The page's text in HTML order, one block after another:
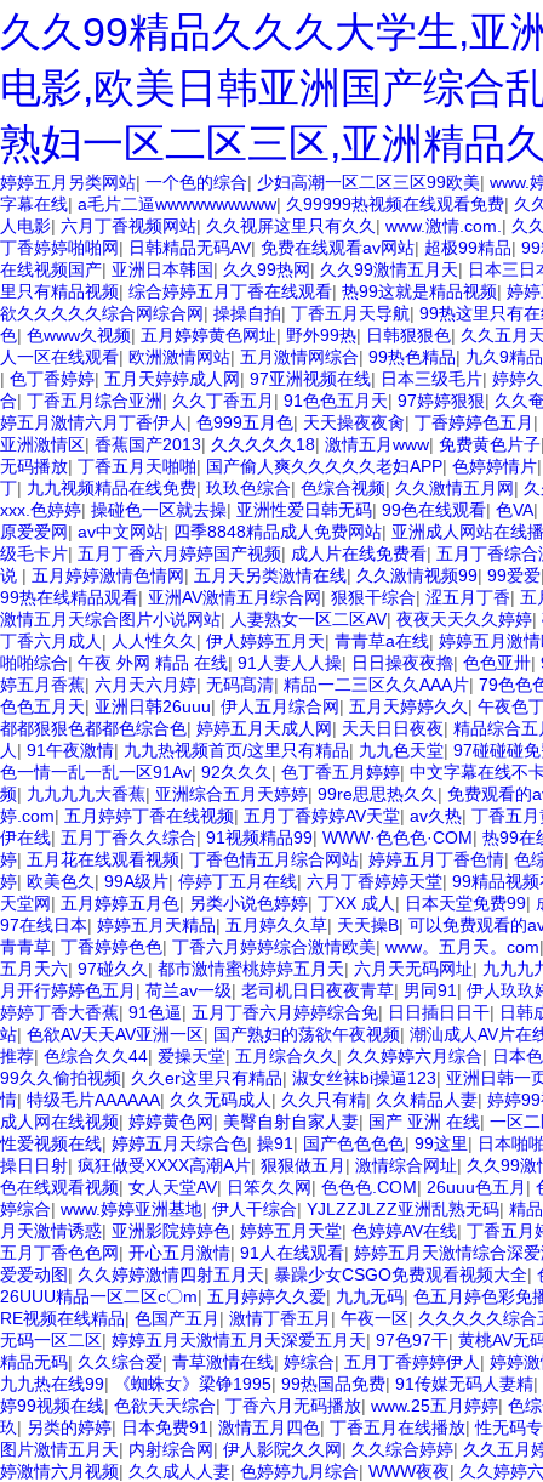
久久99精品久久久大学生,亚
电影,欧美日韩亚洲国产综合
熟妇一区二区三区,亚洲精品
婷婷五月另类网站| 一个色的综合| 少妇高潮一区二区三区99欧美| www.
字幕在线| a毛片二逼wwwwwwwwww| 久99999热视频在线观看免费| 久
人电影| 六月丁香视频网站| 久久视屏这里只有久久 | www.激情.com. | 久
丁香婷婷啪啪网| 日韩精品无码AV| 免费在线观看av网站| 超极99精品|
在线视频国产| 亚洲日本韩国| 久久99热网| 久久99激情五月天| 日本三日
里只有精品视频| 综合婷婷五月丁香在线观看| 热99这就是精品视频| 婷
欲久久久久久综合网综合网| 操操自拍| 丁香五月天导航| 99热这里只有
色| 色www久视频| 五月婷婷黄色网址| 野外99热| 日韩狠狠色| 久久五月
人一区在线观看| 欧洲激情网站| 五月激情网综合| 99热色精品| 九久9精品
| 色丁香婷婷| 五月天婷婷成人网| 97亚洲视频在线| 日本三级毛片| 婷婷
合| 丁香五月综合亚洲| 久久丁香五月 | 91色色五月天| 97婷婷狠狠| 久久
婷五月激情六月丁香伊人 | 色999五月色| 天天操夜夜肏| 丁香婷婷色五月 |
亚洲激情区| 香蕉国产2013| 久久久久久18| 激情五月www| 免费黄色片子
无码播放| 丁香五月天啪啪| 国产偷人爽久久久久久老妇APP| 色婷婷情片
丁| 九九视频精品在线免费| 玖玖色综合| 色综合视频| 久久激情五月网|
xxx.色婷婷| 操碰色一区就去操| 亚洲性爱日韩无码| 99色在线观看| 色VA|
原爱爱网| av中文网站| 四季8848精品成人免费网站| 亚洲成人网站在线
级毛卡片| 五月丁香六月婷婷国产视频| 成人片在线免费看| 五月丁香综合
说 | 五月婷婷激情色情网| 五月天另类激情在线| 久久激情视频99| 99爱爱
99热在线精品观看| 亚洲AV激情五月综合网| 狠狠干综合| 涩五月丁香| 五
激情五月天综合图片小说网站| 人妻熟女一区二区AV| 夜夜天天久久婷婷|
丁香六月成人 | 人人性久久 | 伊人婷婷五月天| 青青草a在线| 婷婷五月激
啪啪综合| 午夜 外网 精品 在线| 91人妻人人操| 日日操夜夜擼| 色色亚卅|
婷五月香蕉| 六月天六月婷| 无码髙清| 精品一二三区久久AAA片| 79色色
色色五月天| 亚洲日韩26uuu| 伊人五月综合网| 五月天婷婷久久 | 午夜色
都都狠狠色都都色综合色| 婷婷五月天成人网| 天天日日夜夜| 精品综合五
人 | 91午夜激情| 九九热视频首页/这里只有精品| 九九色天堂| 97碰碰碰
色一情一乱一乱一区91Av| 92久久久 | 色丁香五月婷婷| 中文字幕在线不
频| 九九九九大香蕉| 亚洲综合五月天婷婷| 99re思思热久久 | 免费观看的
婷.com| 五月婷婷丁香在线视频| 五月丁香婷婷AV天堂| av久热| 丁香五月
伊在线| 五月丁香久久综合| 91视频精品99| WWW·色色色·COM| 热99在
婷| 五月花在线观看视频| 丁香色情五月综合网站| 婷婷五月丁香色情| 色
婷| 欧美色久 | 99A级片| 停婷丁五月在线| 六月丁香婷婷天堂| 99精品视频
天堂网| 五月婷婷五月色| 另类小说色婷婷| 丁XX 成人 | 日本天堂免费99|
97在线日本| 婷婷五月天精品| 五月婷久久草| 天天操B| 可以免费观看的
青青草| 丁香婷婷色色| 丁香六月婷婷综合激情欧美| www。五月天。com
五月天六| 97碰久久 | 都市激情蜜桃婷婷五月天| 六月天无码网址| 九九九
月开行婷婷色五月 | 荷兰av一级| 老司机日日夜夜青草| 男同91 | 伊人玖玖
婷婷丁香大香蕉| 91色逼| 五月丁香六月婷婷综合免| 日日插日日干| 日韩
站| 色欲AV天天AV亚洲一区| 国产熟妇的荡欲午夜视频| 潮汕成人AV片在
推荐| 色综合久久44| 爱操天堂| 五月综合久久 | 久久婷婷六月综合| 日本
99久久偷拍视频| 久久er这里只有精品| 淑女丝袜bi操逼123| 亚洲日韩一
情| 特级毛片AAAAAA| 久久无码成人 | 久久只有精| 久久精品人妻| 婷婷
成人网在线视频| 婷婷黄色网| 美臀自射自家人妻| 国产 亚洲 在线| 一区
性爱视频在线| 婷婷五月天综合色| 操91 | 国产色色色色| 99这里| 日本啪
操日日射| 疯狂做受XXXX高潮A片| 狠狠做五月 | 激情综合网址| 久久99激
色在线观看视频| 女人天堂AV| 日笨久久网| 色色色.COM| 26uuu色五月 |
婷综合| www.婷婷亚洲基地| 伊人干综合| YJLZZJLZZ亚洲乱熟无码| 精
月天激情诱惑| 亚洲影院婷婷色| 婷婷五月天堂| 色婷婷AV在线| 丁香五月
五月丁香色色网| 开心五月激情| 91人在线观看| 婷婷五月天激情综合深
爱爱动图| 久久婷婷激情四射五月天| 暴躁少女CSGO免费观看视频大全|
26UUU精品一区二区c〇m| 五月婷婷久久爱| 九九无码| 色五月婷色彩免
RE视频在线精品| 色国产五月 | 激情丁香五月 | 午夜一区| 久久久久久综合
无码一区二区| 婷婷五月天激情五月天深爱五月天| 97色97干| 黄桃AV无
精品无码| 久久综合爱| 青草激情在线| 婷综合| 五月丁香婷婷伊人 | 婷婷
九九热在线99| 《蜘蛛女》梁铮1995| 99热国品免费| 91传媒无码人妻精|
婷99视频在线| 色欲天天综合| 丁香六月无码播放| www.25五月婷婷| 色
玖| 另类的婷婷| 日本免费91 | 激情五月四色| 丁香五月在线播放|性无码
图片激情五月天| 内射综合网| 伊人影院久久网| 久久综合婷婷| 久久五月
婷激情六月视频| 久久成人人妻| 色婷婷九月综合| WWW夜夜| 久久婷婷